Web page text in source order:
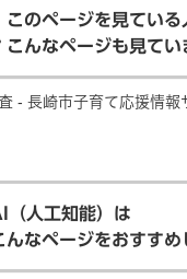
このページを見ている
こんなページも見てい
- 長崎市子育て応援情報
（人工知能）は
んなページをおすすめ